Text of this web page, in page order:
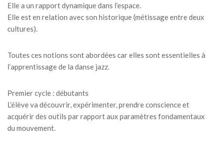
Elle a un rapport dynamique dans l’espace.
Elle est en relation avec son historique (métissage entre deux
cultures).
Toutes ces notions sont abordées car elles sont essentielles à
l’apprentissage de la danse jazz.
Premier cycle : débutants
L’élève va découvrir, expérimenter, prendre conscience et
acquérir des outils par rapport aux paramètres fondamentaux
du mouvement.